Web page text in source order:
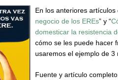
En los anteriores artículos
negocio de los EREs” y “
domesticar la resistencia
cómo se les puede hacer
usaremos el ejemplo de 3
Fuente y artículo